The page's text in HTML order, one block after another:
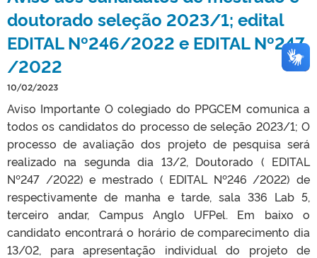
doutorado seleção 2023/1; edital
EDITAL Nº246/2022 e EDITAL Nº247
/2022
10/02/2023
Aviso Importante O colegiado do PPGCEM comunica a
todos os candidatos do processo de seleção 2023/1; O
processo de avaliação dos projeto de pesquisa será
realizado na segunda dia 13/2, Doutorado ( EDITAL
Nº247 /2022) e mestrado ( EDITAL Nº246 /2022) de
respectivamente de manha e tarde, sala 336 Lab 5,
terceiro andar, Campus Anglo UFPel. Em baixo o
candidato encontrará o horário de comparecimento dia
13/02, para apresentação individual do projeto de